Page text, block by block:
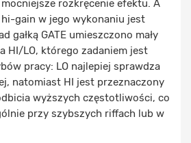
rozkręcenie efektu. A
gain w jego wykonaniu jest
gałką GATE umieszczono mały
HI/LO, którego zadaniem jest
pracy: LO najlepiej sprawdza
natomiast HI jest przeznaczony
wyższych częstotliwości, co
przy szybszych riffach lub w